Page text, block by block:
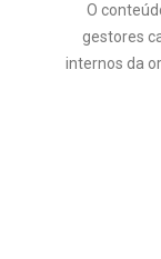
O
gestores
internos da